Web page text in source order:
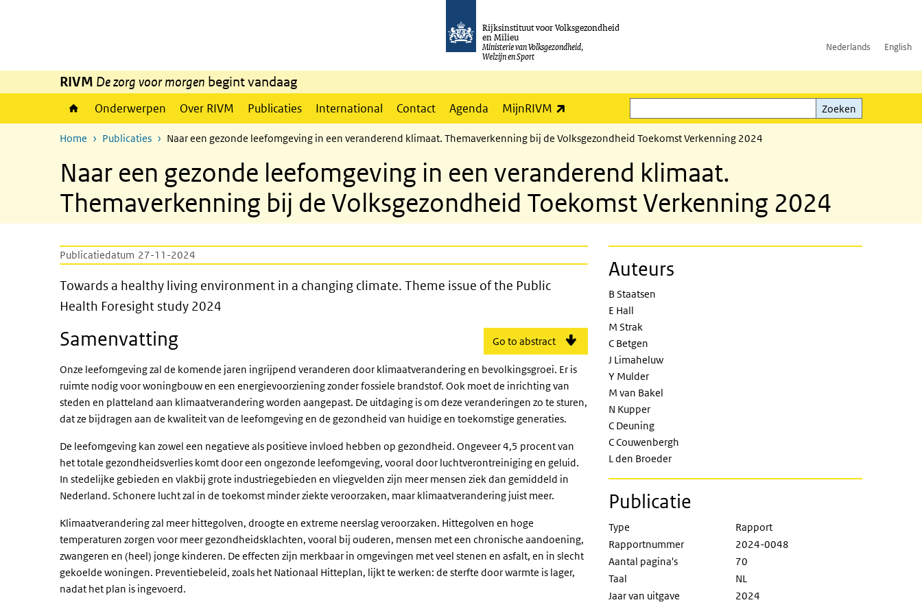
Rijksinstituut voor Volksgezondheid
en Milieu
Ministerie van Volksgezondheid,
Welzijn en Sport
Nederlands English
RIVM De zorg voor morgen begint vandaag
Onderwerpen Over RIVM Publicaties International Contact Agenda MijnRIVM
Zoeken
Zoeken
Home Publicaties Naar een gezonde leefomgeving in een veranderend klimaat. Themaverkenning bij de Volksgezondheid Toekomst Verkenning 2024
Naar een gezonde leefomgeving in een veranderend klimaat.
Themaverkenning bij de Volksgezondheid Toekomst Verkenning 2024
Publicatiedatum 27-11-2024
Towards a healthy living environment in a changing climate. Theme issue of the Public Health
Towards a healthy living environment in a changing climate. Theme issue of the Public
Health Foresight study 2024
Go to abstract
Samenvatting
Onze leefomgeving zal de komende jaren ingrijpend veranderen door klimaatverandering en bevolkingsgroei. Er is
ruimte nodig voor woningbouw en een energievoorziening zonder fossiele brandstof. Ook moet de inrichting van
steden en platteland aan klimaatverandering worden aangepast. De uitdaging is om deze veranderingen zo te sturen,
dat ze bijdragen aan de kwaliteit van de leefomgeving en de gezondheid van huidige en toekomstige generaties.
De leefomgeving kan zowel een negatieve als positieve invloed hebben op gezondheid. Ongeveer 4,5 procent van
het totale gezondheidsverlies komt door een ongezonde leefomgeving, vooral door luchtverontreiniging en geluid.
In stedelijke gebieden en vlakbij grote industriegebieden en vliegvelden zijn meer mensen ziek dan gemiddeld in
Nederland. Schonere lucht zal in de toekomst minder ziekte veroorzaken, maar klimaatverandering juist meer.
Klimaatverandering zal meer hittegolven, droogte en extreme neerslag veroorzaken. Hittegolven en hoge
temperaturen zorgen voor meer gezondheidsklachten, vooral bij ouderen, mensen met een chronische aandoening,
zwangeren en (heel) jonge kinderen. De effecten zijn merkbaar in omgevingen met veel stenen en asfalt, en in slecht
gekoelde woningen. Preventiebeleid, zoals het Nationaal Hitteplan, lijkt te werken: de sterfte door warmte is lager,
nadat het plan is ingevoerd.
Auteurs
B Staatsen
E Hall
M Strak
C Betgen
J Limaheluw
Y Mulder
M van Bakel
N Kupper
C Deuning
C Couwenbergh
L den Broeder
Publicatie
Type
Rapport
Rapportnummer
2024-0048
Aantal pagina's
70
Taal
NL
Jaar van uitgave
2024